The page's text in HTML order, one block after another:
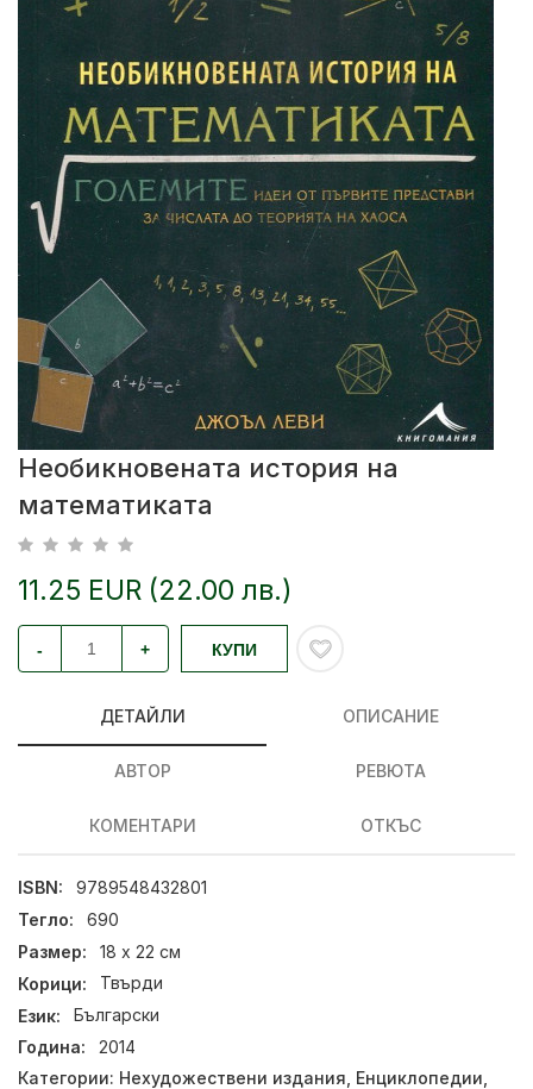
Необикновената история на
математиката
11.25 EUR (22.00 лв.)
- + КУПИ
ДЕТАЙЛИ ОПИСАНИЕ
АВТОР РЕВЮТА
КОМЕНТАРИ ОТКЪС
ISBN:
9789548432801
Тегло:
690
Размер:
18 х 22 см
Корици:
Твърди
Език:
Български
Година:
2014
Категории: Нехудожествени издания Енциклопедии,